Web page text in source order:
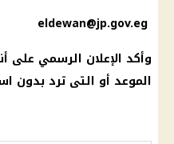
eldewan@jp.gov.eg
وأكد الإعلان الرسمي على
الموعد أو التى ترد بدون